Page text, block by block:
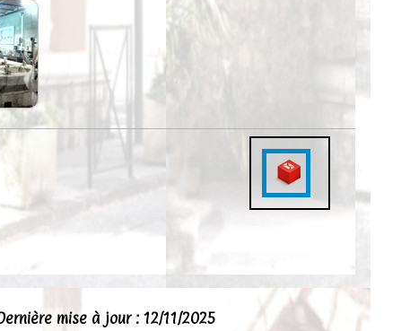
mise à jour : 12/11/2025